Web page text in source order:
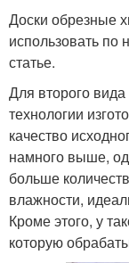
Доски обрезные
использовать по
статье.
Для второго
технологии
качество
намного выше,
больше
влажности,
Кроме этого, у
которую